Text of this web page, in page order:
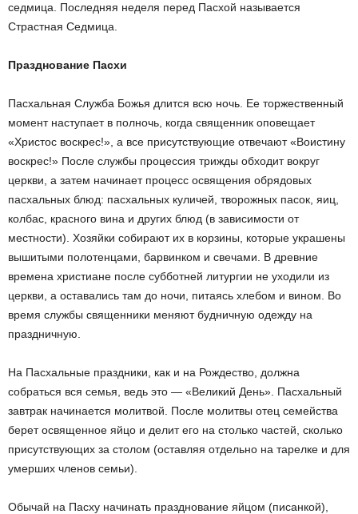
седмица. Последняя неделя перед Пaсхой называется
Стрaстная Сeдмица.
Празднование Пасхи
Пасхальная Служба Божья длится всю ночь. Ее торжественный
момент наступает в полночь, когда священник оповещает
«Христос воскрес!», а все присутствующие отвечают «Воистину
воскрес!» После службы процессия трижды обходит вокруг
церкви, а затем начинает процесс освящения обрядовых
пасхальных блюд: пасхальных куличей, творожных пасок, яиц,
колбaс, красного вина и других блюд (в зависимости от
местности). Хозяйки собирают их в корзины, которые украшены
вышитыми полотенцами, барвинком и свечами. В древние
времена христиане после субботней литургии не уходили из
церкви, а оставались там до ночи, питаясь хлебом и вином. Во
время службы священники меняют будничную одежду на
праздничную.
На Пaсхальные праздники, как и на Рождество, должна
собраться вся семья, ведь это — «Великий День». Пасхальный
завтрак начинается молитвой. После молитвы отец семейства
берет освященное яйцо и делит его на столько частей, сколько
присутствующих за столом (оставляя отдельно на тарелке и для
умерших членов семьи).
Обычай на Пасху начинать празднование яйцом (писaнкой),